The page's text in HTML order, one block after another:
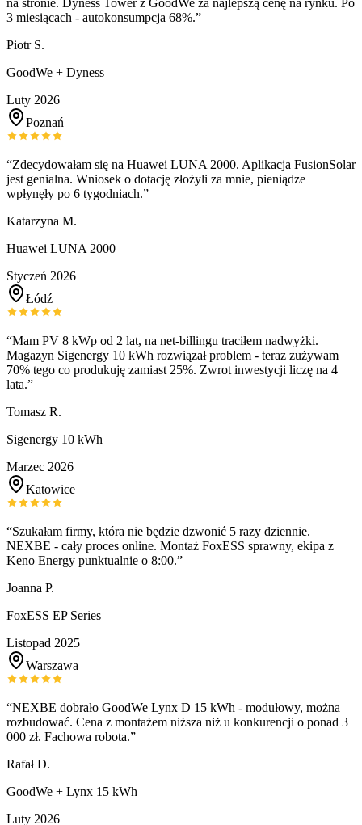
na stronie. Dyness Tower z GoodWe za najlepszą cenę na rynku. Po
3 miesiącach - autokonsumpcja 68%.”
Piotr S.
GoodWe + Dyness
Luty 2026
Poznań
“Zdecydowałam się na Huawei LUNA 2000. Aplikacja FusionSolar
jest genialna. Wniosek o dotację złożyli za mnie, pieniądze
wpłynęły po 6 tygodniach.”
Katarzyna M.
Huawei LUNA 2000
Styczeń 2026
Łódź
“Mam PV 8 kWp od 2 lat, na net-billingu traciłem nadwyżki.
Magazyn Sigenergy 10 kWh rozwiązał problem - teraz zużywam
70% tego co produkuję zamiast 25%. Zwrot inwestycji liczę na 4
lata.”
Tomasz R.
Sigenergy 10 kWh
Marzec 2026
Katowice
“Szukałam firmy, która nie będzie dzwonić 5 razy dziennie.
NEXBE - cały proces online. Montaż FoxESS sprawny, ekipa z
Keno Energy punktualnie o 8:00.”
Joanna P.
FoxESS EP Series
Listopad 2025
Warszawa
“NEXBE dobrało GoodWe Lynx D 15 kWh - modułowy, można
rozbudować. Cena z montażem niższa niż u konkurencji o ponad 3
000 zł. Fachowa robota.”
Rafał D.
GoodWe + Lynx 15 kWh
Luty 2026